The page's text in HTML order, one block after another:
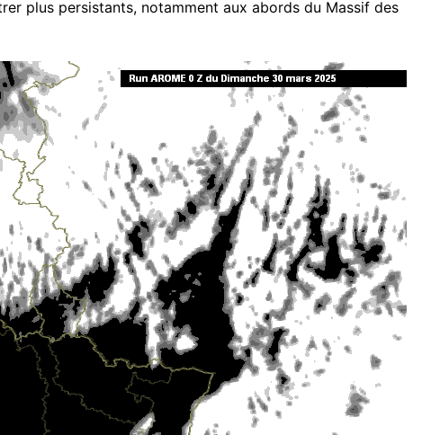
plus persistants, notamment aux abords du Massif des